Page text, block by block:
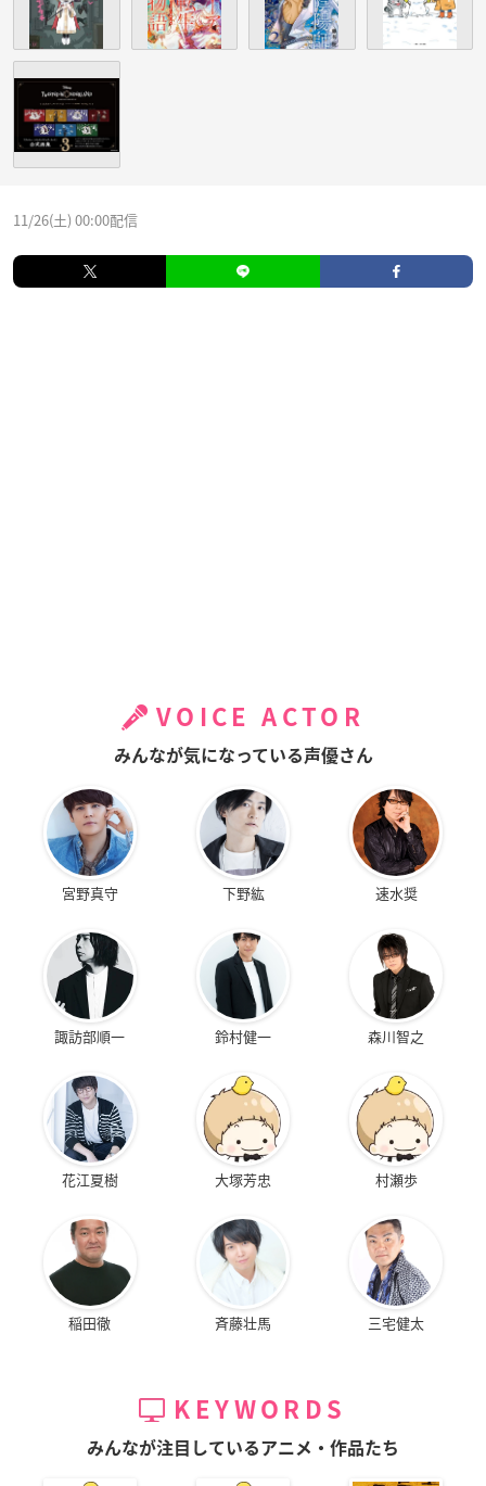
11/26(土) 00:00配信
VOICE ACTOR
みんなが気になっている声優さん
宮野真守 下野紘 速水奨
諏訪部順一 鈴村健一 森川智之
花江夏樹 大塚芳忠 村瀬歩
稲田徹 斉藤壮馬 三宅健太
KEYWORDS
みんなが注目しているアニメ・作品たち